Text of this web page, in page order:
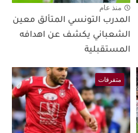
منذ عام
المدرب التونسي المتألق معين
الشعباني يكشف عن اهدافه
المستقبلية
متفرقات